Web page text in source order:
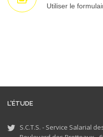
Utiliser le
L'ÉTUDE
S.C.T.S. - Service Salarial